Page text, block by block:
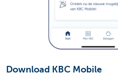
Download KBC Mobile